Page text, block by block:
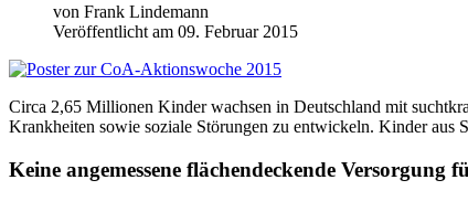
von Frank Lindemann
Veröffentlicht am 09. Februar 2015
Circa 2,65 Millionen Kinder wachsen in Deutschland mit
Krankheiten sowie soziale Störungen zu entwickeln. Kinder aus
Keine angemessene flächendeckende Versorgung